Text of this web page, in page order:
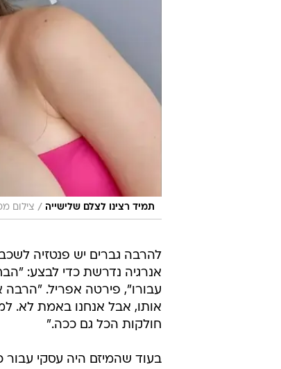
תמיד רצינו לצלם שלישייה / צילום
להרבה גברים יש פנטזיה
אנרגיה נדרשת כדי לבצע:
עבורו", פירטה אפריל. "הרבה
אותו, אבל אנחנו באמת לא.
חולקות הכל גם ככה."
בעוד שהמיזם היה עסקי